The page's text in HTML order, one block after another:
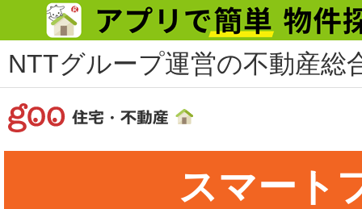
NTTグループ運営の不動産総
スマート